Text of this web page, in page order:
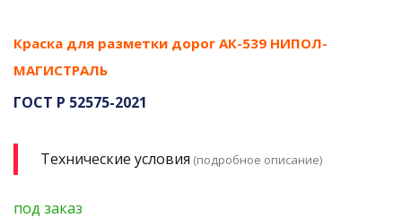
Краска для разметки дорог АК-539 НИПОЛ-
МАГИСТРАЛЬ
ГОСТ Р 52575-2021
Технические условия (подробное описание)
под заказ